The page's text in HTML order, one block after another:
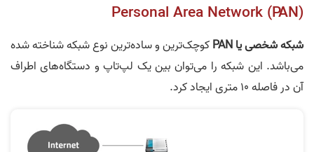
Personal Area Network (PAN)
شبکه شخصی یا PAN
کوچک‌ترین و ساده‌ترین نوع شبکه شناخته شده
می‌باشد. این شبکه را می‌توان بین یک لپ‌تاپ و دستگاه‌های اطراف
آن در فاصله 10 متری ایجاد کرد.